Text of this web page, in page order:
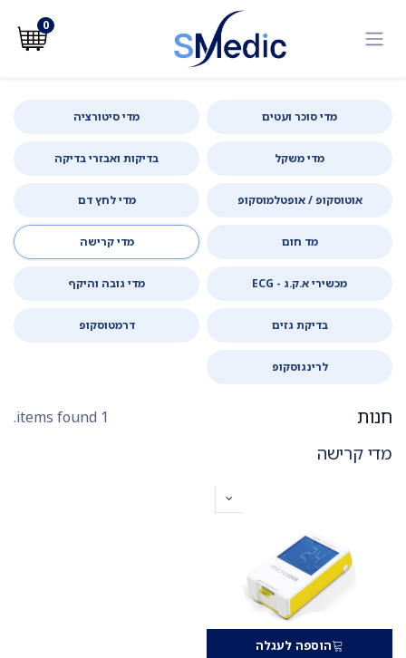
0
מדי סוכר ועטים מדי סיטורציה
מדי משקל בדיקות ואבזרי בדיקה
אוטוסקופ / אופטלמוסקופ מדי לחץ דם
מד חום מדי קרישה
מכשירי א.ק.ג - ECG מדי גובה והיקף
בדיקת גזים דרמטוסקופ
לרינגוסקופ
חנות 1 items found.
מדי קרישה
הוספה לעגלה